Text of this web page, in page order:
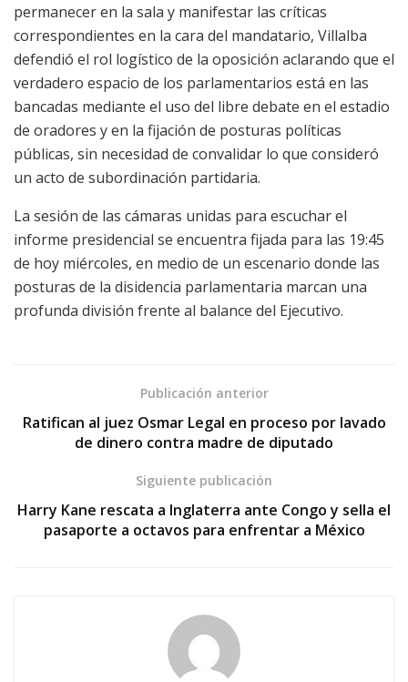
permanecer en la sala y manifestar las críticas
correspondientes en la cara del mandatario, Villalba
defendió el rol logístico de la oposición aclarando que el
verdadero espacio de los parlamentarios está en las
bancadas mediante el uso del libre debate en el estadio
de oradores y en la fijación de posturas políticas
públicas, sin necesidad de convalidar lo que consideró
un acto de subordinación partidaria.
La sesión de las cámaras unidas para escuchar el
informe presidencial se encuentra fijada para las 19:45
de hoy miércoles, en medio de un escenario donde las
posturas de la disidencia parlamentaria marcan una
profunda división frente al balance del Ejecutivo.
Publicación anterior
Ratifican al juez Osmar Legal en proceso por lavado
de dinero contra madre de diputado
Siguiente publicación
Harry Kane rescata a Inglaterra ante Congo y sella el
pasaporte a octavos para enfrentar a México